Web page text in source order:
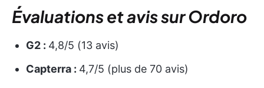
Évaluations et avis sur Ordoro
G2 : 4,8/5 (13 avis)
Capterra : 4,7/5 (plus de 70 avis)